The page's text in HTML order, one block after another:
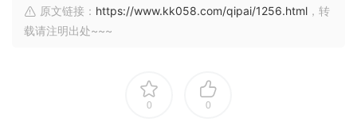
原文链接： https://www.kk058.com/qipai/1256.html ，转
载请注明出处~~~
0 0